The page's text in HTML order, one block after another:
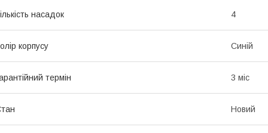
насадок 4
корпусу Синій
термін 3 міс
Новий